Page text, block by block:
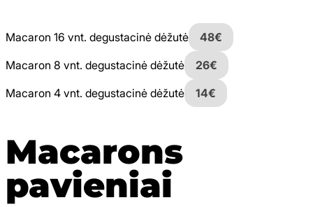
Macaron 16 vnt. degustacinė dėžutė
48€
Macaron 8 vnt. degustacinė dėžutė
26€
Macaron 4 vnt. degustacinė dėžutė
14€
Macarons
pavieniai